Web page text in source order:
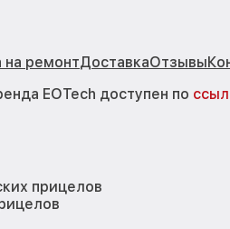
на ремонтДоставкаОтзывы
EOTech доступен по
прицелов